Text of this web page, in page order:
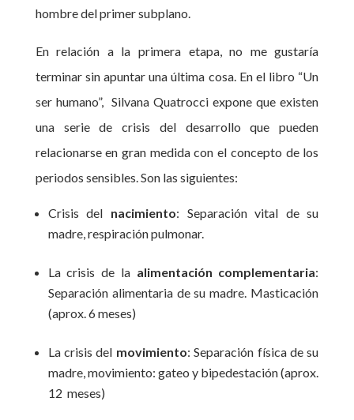
hombre del primer subplano.
En relación a la primera etapa, no me gustaría
terminar sin apuntar una última cosa. En el libro “Un
ser humano”, Silvana Quatrocci expone que existen
una serie de crisis del desarrollo que pueden
relacionarse en gran medida con el concepto de los
periodos sensibles. Son las siguientes:
Crisis del nacimiento: Separación vital de su
madre, respiración pulmonar.
La crisis de la alimentación complementaria:
Separación alimentaria de su madre. Masticación
(aprox. 6 meses)
La crisis del movimiento: Separación física de su
madre, movimiento: gateo y bipedestación (aprox.
12 meses)